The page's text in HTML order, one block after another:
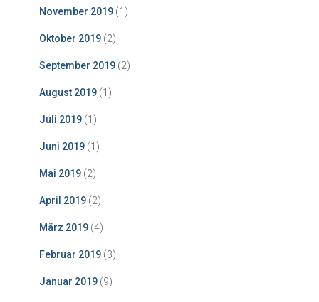
November 2019 (1)
Oktober 2019 (2)
September 2019 (2)
August 2019 (1)
Juli 2019 (1)
Juni 2019 (1)
Mai 2019 (2)
April 2019 (2)
März 2019 (4)
Februar 2019 (3)
Januar 2019 (9)